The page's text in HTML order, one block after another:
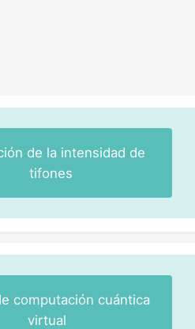
de la intensidad de
tifones
computación cuántica
virtual